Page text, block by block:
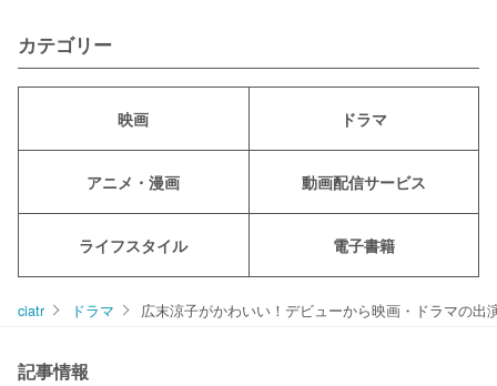
カテゴリー
映画 ドラマ
アニメ・漫画 動画配信サービス
ライフスタイル 電子書籍
ciatr ドラマ 広末涼子がかわいい！デビューから映画・ドラマの出
記事情報